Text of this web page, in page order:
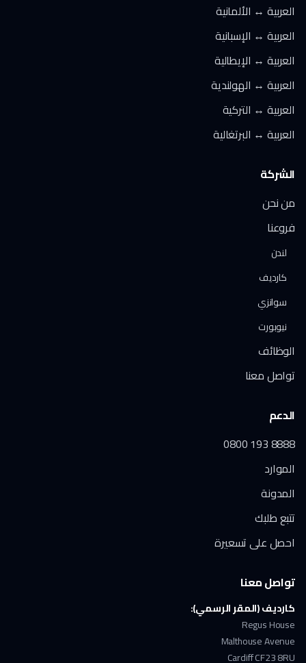
العربية ↔ الألمانية
العربية ↔ الإسبانية
العربية ↔ الإيطالية
العربية ↔ الهولندية
العربية ↔ التركية
العربية ↔ البرتغالية
الشركة
من نحن
فروعنا
لندن
كارديف
سوانزي
نيوبورت
الوظائف
تواصل معنا
الدعم
0800 193 8888
الموارد
المدونة
تتبع طلبك
احصل على تسعيرة
تواصل معنا
كارديف (المقر الرسمي):
Regus House
Malthouse Avenue
Cardiff CF23 8RU